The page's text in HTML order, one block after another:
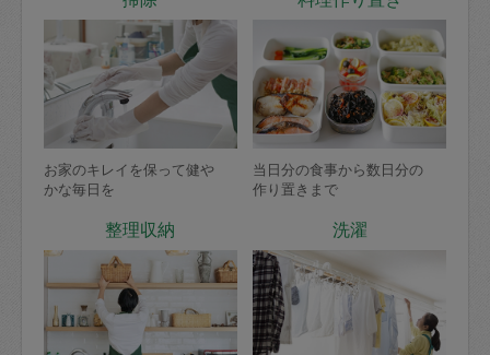
お家のキレイを保って健や
かな毎日を
当日分の食事から数日分の
作り置きまで
整理収納 洗濯